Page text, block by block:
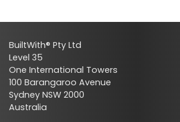
BuiltWith® Pty Ltd
Level 35
One International Towers
100 Barangaroo Avenue
Sydney NSW 2000
Australia